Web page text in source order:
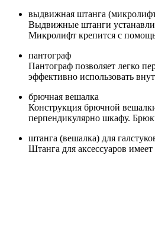
выдвижная штанга
Выдвижные штанги
Микролифт крепится с
пантограф
Пантограф позволяет легко
эффективно использовать
брючная вешалка
Конструкция брючной
перпендикулярно шкафу.
штанга (вешалка) для
Штанга для аксессуаров